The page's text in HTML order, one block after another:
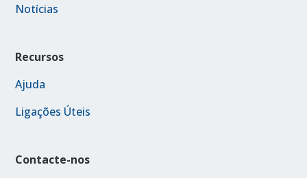
Notícias
Recursos
Ajuda
Ligações Úteis
Contacte-nos